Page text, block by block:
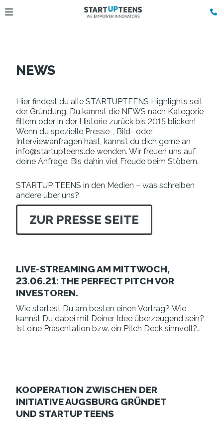
NEWS
Hier findest du alle STARTUPTEENS Highlights seit
der Gründung. Du kannst die NEWS nach Kategorie
filtern oder in der Historie zurück bis 2015 blicken!
Wenn du spezielle Presse-, Bild- oder
Interviewanfragen hast, kannst du dich gerne an
info@startupteens.de wenden. Wir freuen uns auf
deine Anfrage. Bis dahin viel Freude beim Stöbern.
STARTUP TEENS in den Medien – was schreiben
andere über uns?
ZUR PRESSE SEITE
LIVE-STREAMING AM MITTWOCH,
23.06.21: THE PERFECT PITCH VOR
INVESTOREN.
Wie startest Du am besten einen Vortrag? Wie
kannst Du dabei mit Deiner Idee überzeugend sein?
Ist eine Präsentation bzw. ein Pitch Deck sinnvoll?
KOOPERATION ZWISCHEN DER
INITIATIVE AUGSBURG GRÜNDET
UND STARTUP TEENS